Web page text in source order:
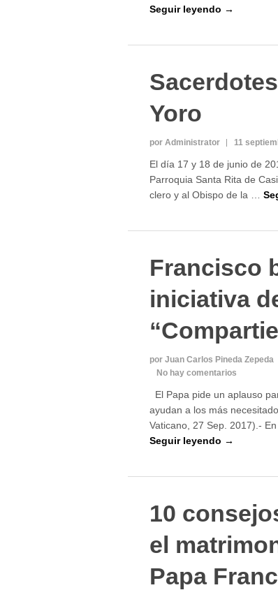
Seguir leyendo →
Yoro
por Administrator 11
El día 17 y 18 de junio de
Parroquia Santa Rita de
clero y al Obispo de la …
Francisco
iniciativa
por Juan Carlos Pineda Zepeda
No hay comentarios
El Papa pide un aplauso
ayudan a los más
Vaticano, 27 Sep. 2017).-
Seguir leyendo →
10
el
Papa